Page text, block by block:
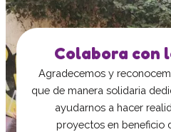
Colabora con
Agradecemos y
que de manera solidaria
ayudarnos a hacer
proyectos en beneficio